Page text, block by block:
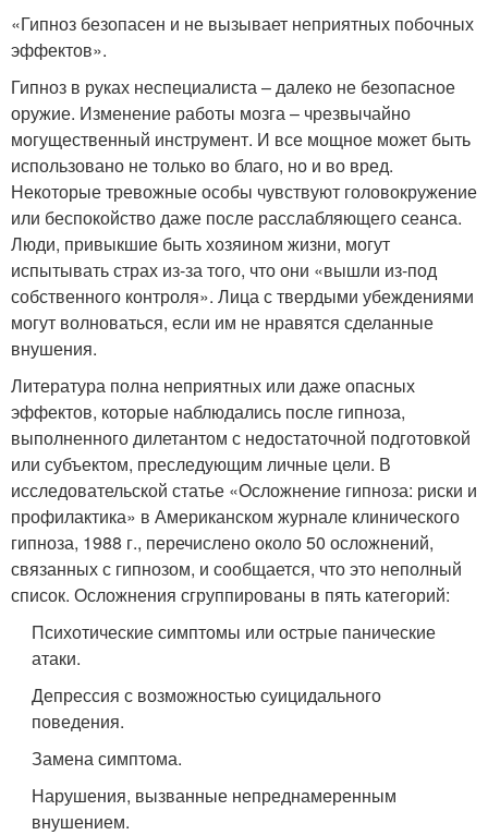
«Гипноз безопасен и не вызывает неприятных побочных
эффектов».
Гипноз в руках неспециалиста – далеко не безопасное
оружие. Изменение работы мозга – чрезвычайно
могущественный инструмент. И все мощное может быть
использовано не только во благо, но и во вред.
Некоторые тревожные особы чувствуют головокружение
или беспокойство даже после расслабляющего сеанса.
Люди, привыкшие быть хозяином жизни, могут
испытывать страх из-за того, что они «вышли из-под
собственного контроля». Лица с твердыми убеждениями
могут волноваться, если им не нравятся сделанные
внушения.
Литература полна неприятных или даже опасных
эффектов, которые наблюдались после гипноза,
выполненного дилетантом с недостаточной подготовкой
или субъектом, преследующим личные цели. В
исследовательской статье «Осложнение гипноза: риски и
профилактика» в Американском журнале клинического
гипноза, 1988 г., перечислено около 50 осложнений,
связанных с гипнозом, и сообщается, что это неполный
список. Осложнения сгруппированы в пять категорий:
Психотические симптомы или острые панические
атаки.
Депрессия с возможностью суицидального
поведения.
Замена симптома.
Нарушения, вызванные непреднамеренным
внушением.